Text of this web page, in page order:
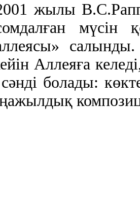
жылы
мүсін
Аллеяға
сәнді болады: